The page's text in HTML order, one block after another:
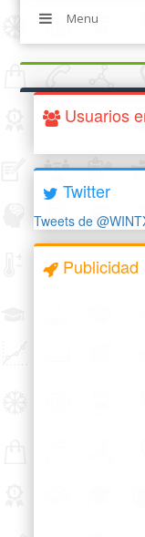
Menu
Usuarios
Twitter
Tweets de
Publicidad